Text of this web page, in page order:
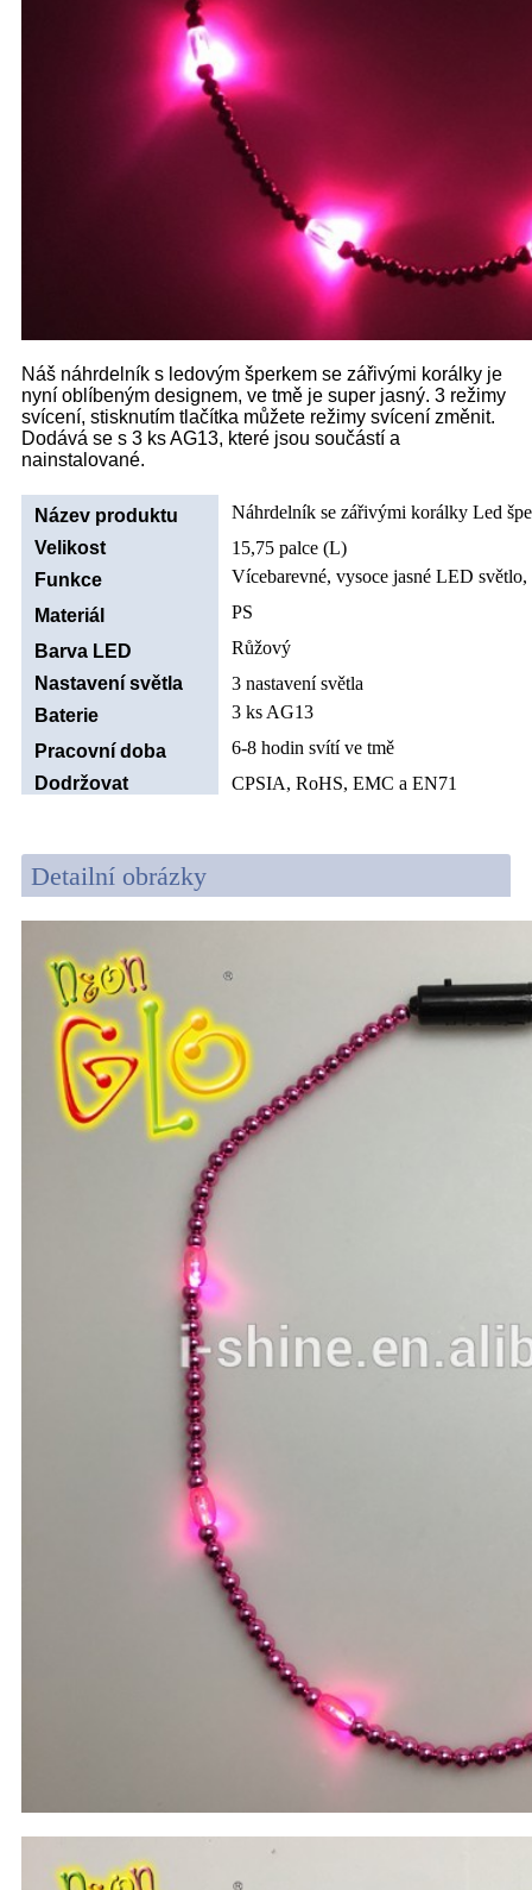
Náš náhrdelník s ledovým šperkem se zářivými korálky je
nyní oblíbeným designem, ve tmě je super jasný. 3 režimy
svícení, stisknutím tlačítka můžete režimy svícení změnit.
Dodává se s 3 ks AG13, které jsou součástí a
nainstalované.
Název produktu
Náhrdelník se zářivými korálky Led
Velikost
15,75 palce (L)
Funkce
Vícebarevné, vysoce jasné LED
Materiál
PS
Barva LED
Růžový
Nastavení světla
3 nastavení světla
Baterie
3 ks AG13
Pracovní doba
6-8 hodin svítí ve tmě
Dodržovat
CPSIA, RoHS, EMC a EN71
Detailní obrázky